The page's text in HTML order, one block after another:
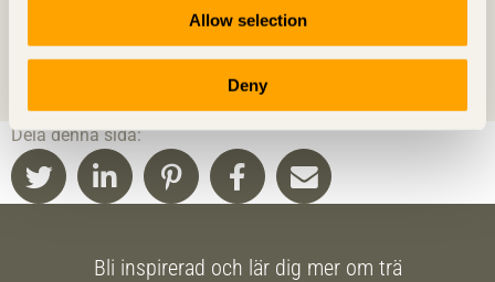
Allow selection
Deny
Dela denna sida:
Bli inspirerad och lär dig mer om trä